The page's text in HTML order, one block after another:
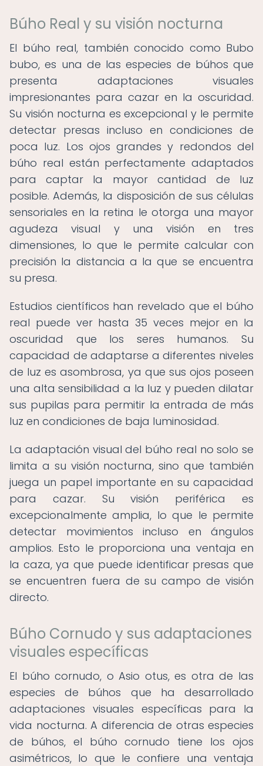
Búho Real y su visión nocturna
El búho real, también conocido como Bubo
bubo, es una de las especies de búhos que
presenta adaptaciones visuales
impresionantes para cazar en la oscuridad.
Su visión nocturna es excepcional y le permite
detectar presas incluso en condiciones de
poca luz. Los ojos grandes y redondos del
búho real están perfectamente adaptados
para captar la mayor cantidad de luz
posible. Además, la disposición de sus células
sensoriales en la retina le otorga una mayor
agudeza visual y una visión en tres
dimensiones, lo que le permite calcular con
precisión la distancia a la que se encuentra
su presa.
Estudios científicos han revelado que el búho
real puede ver hasta 35 veces mejor en la
oscuridad que los seres humanos. Su
capacidad de adaptarse a diferentes niveles
de luz es asombrosa, ya que sus ojos poseen
una alta sensibilidad a la luz y pueden dilatar
sus pupilas para permitir la entrada de más
luz en condiciones de baja luminosidad.
La adaptación visual del búho real no solo se
limita a su visión nocturna, sino que también
juega un papel importante en su capacidad
para cazar. Su visión periférica es
excepcionalmente amplia, lo que le permite
detectar movimientos incluso en ángulos
amplios. Esto le proporciona una ventaja en
la caza, ya que puede identificar presas que
se encuentren fuera de su campo de visión
directo.
Búho Cornudo y sus adaptaciones
visuales específicas
El búho cornudo, o Asio otus, es otra de las
especies de búhos que ha desarrollado
adaptaciones visuales específicas para la
vida nocturna. A diferencia de otras especies
de búhos, el búho cornudo tiene los ojos
asimétricos, lo que le confiere una ventaja